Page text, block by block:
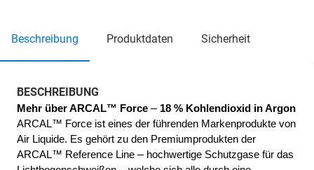
beschreibung produktdaten sicherheit
BESCHREIBUNG
Mehr über ARCAL™ Force – 18 % Kohlendioxid in Argon
ARCAL™ Force ist eines der führenden Markenprodukte von
Air Liquide. Es gehört zu den Premiumprodukten der
ARCAL™ Reference Line – hochwertige Schutzgase für das